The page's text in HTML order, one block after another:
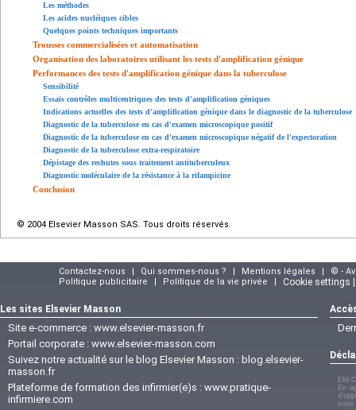
Les méthodes
Les acides nucléiques cibles
Quelques points techniques importants
Trousses commercialisées et automatisation
Organisation des laboratoires utilisant les tests d'amplification génique
Performances des tests d'amplification génique dans la tuberculose
Sensibilité
Essais contrôles multicentriques des tests d'amplification géniques
Indications actuelles des tests d'amplification génique dans le diagnostic de la tuberculose
Diagnostic de la tuberculose en cas d'examen microscopique positif
Diagnostic de la tuberculose en cas d'examen microscopique négatif de l'expectoration
Diagnostic de la tuberculose extra-respiratoire
Dépistage des rechutes sous traitement antituberculeux
Diagnostic moléculaire de la résistance à la rifampicine
Conclusion
© 2004 Elsevier Masson SAS. Tous droits réservés.
Contactez-nous | Qui sommes-nous ? | Mentions légales |
© -
Politique publicitaire
| Politique de la vie privée | Cookie settings
Les sites Elsevier Masson
Site e-commerce : www.elsevier-masson.fr
Portail corporate : www.elsevier-masson.com
Suivez notre actualité sur le blog Elsevier Masson : blog.elsevier-
masson.fr
Plateforme de formation des infirmier(e)s : www.pratique-
infirmiere.com
EM-
En
vous